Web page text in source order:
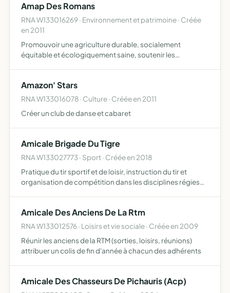
favor…
Amap Des Romans
RNA W133016269 · Environnement et patrimoine · Créée
en 2011
Promouvoir une agriculture durable, socialement
équitable et écologiquement saine, soutenir les
relation les adhér…
Amazon' Stars
RNA W133016078 · Culture · Créée en 2011
Créer un club de danse et cabaret
Amicale Brigade Du Tigre
RNA W133027773 · Sport · Créée en 2018
Pratique du tir sportif et de loisir, instruction du tir et
organisation de compétition dans les disciplines régies
Amicale Des Anciens De La Rtm
RNA W133012576 · Loisirs et vie sociale · Créée en 2009
Réunir les anciens de la RTM (sorties, loisirs, réunions)
attribuer un colis de fin d'année à chacun des adhérents
Amicale Des Chasseurs De Pichauris (Acp)